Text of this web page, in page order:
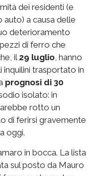
dei residenti (e
a causa delle
deterioramento
di ferro che
il 29 luglio , hanno
trasportato in
prognosi di 30
isolato: in
rotto un
di ferirsi gravemente
oggi.
in bocca. La lista
sul posto da Mauro